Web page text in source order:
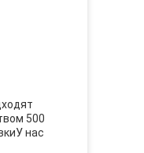
500
нас